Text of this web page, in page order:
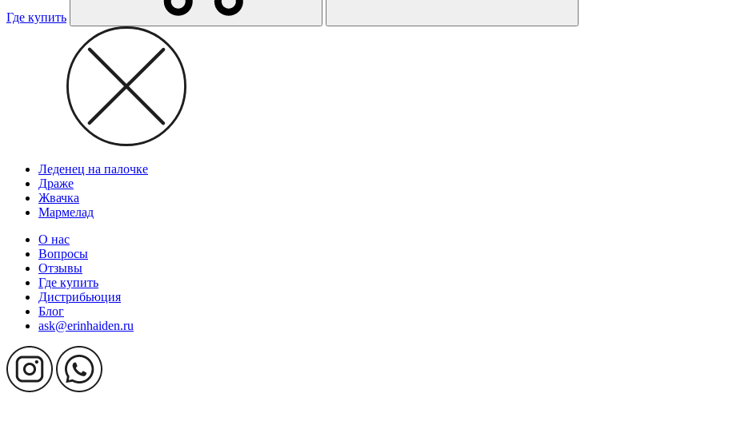
Где купить
Леденец на палочке
Драже
Жвачка
Мармелад
О нас
Вопросы
Отзывы
Где купить
Дистрибьюция
Блог
ask@erinhaiden.ru